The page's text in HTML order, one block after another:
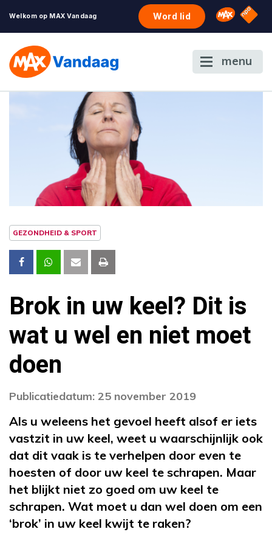
Welkom op MAX Vandaag Word lid Omroep
NPO
menu
GEZONDHEID & SPORT
Brok in uw keel? Dit is
wat u wel en niet moet
doen
Publicatiedatum: 25 november 2019
Als u weleens het gevoel heeft alsof er iets
vastzit in uw keel, weet u waarschijnlijk ook
dat dit vaak is te verhelpen door even te
hoesten of door uw keel te schrapen. Maar
het blijkt niet zo goed om uw keel te
schrapen. Wat moet u dan wel doen om een
‘brok’ in uw keel kwijt te raken?